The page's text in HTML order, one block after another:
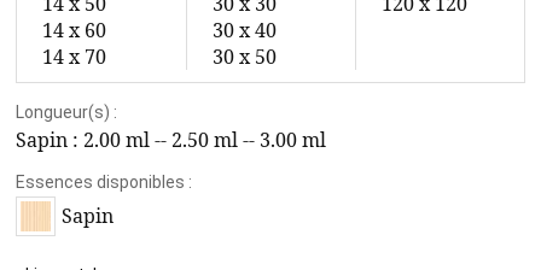
14 x 60
30 x 40
14 x 70
30 x 50
Longueur(s) :
Sapin : 2.00 ml -- 2.50 ml -- 3.00 ml
Essences disponibles :
Sapin